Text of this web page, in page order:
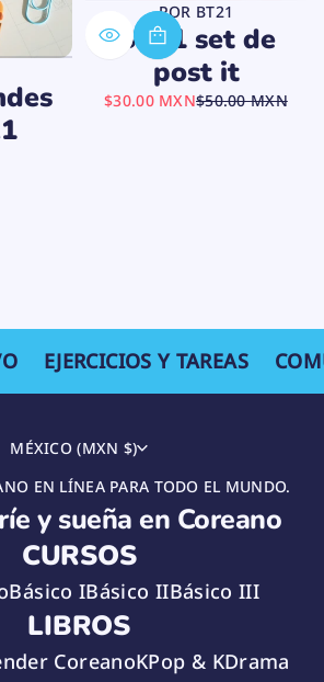
POR BT21
BT21 set de
post it
PRECIO
$30.00 MXNPRECIO
$50.00 MXN
EJERCICIOS Y TAREAS
MÉXICO (MXN $)
EN LÍNEA PARA TODO EL MUNDO.
y sueña en Coreano
CURSOS
Básico IBásico IIBásico III
LIBROS
CoreanoKPop & KDrama